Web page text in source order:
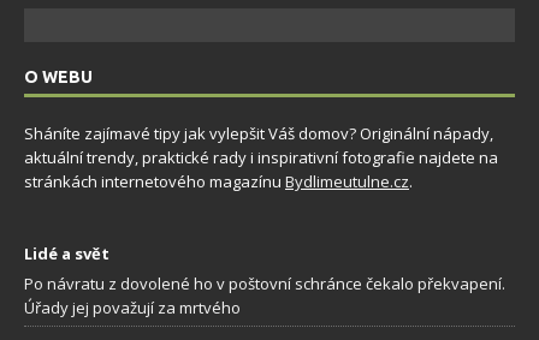
O WEBU
Sháníte zajímavé tipy jak vylepšit Váš domov? Originální nápady,
aktuální trendy, praktické rady i inspirativní fotografie najdete na
stránkách internetového magazínu Bydlimeutulne.cz.
Lidé a svět
Po návratu z dovolené ho v poštovní schránce čekalo překvapení.
Úřady jej považují za mrtvého